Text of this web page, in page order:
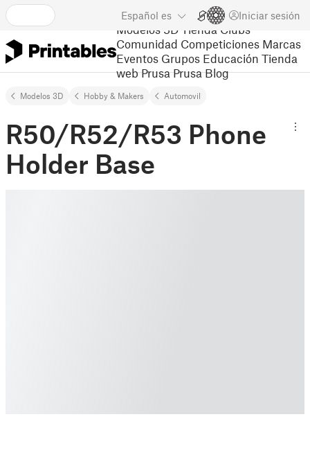
Español es Iniciar sesión
Modelos 3D Tienda Clubs
Comunidad Competiciones Marcas
Eventos Grupos Educación Tienda
web Prusa Prusa Blog
Modelos 3D Hobby & Makers Automovil
R50/R52/R53 Phone
Holder Base